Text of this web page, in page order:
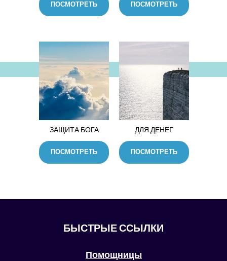
ЗАЩИТА БОГА ДЛЯ ДЕНЕГ
ПОСМОТРЕТЬ ПОСМОТРЕТЬ
ПОСМОТРЕТЬ ПОСМОТРЕТЬ
БЫСТРЫЕ ССЫЛКИ
Помощницы